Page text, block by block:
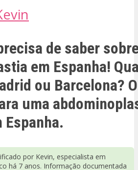
de saber
em Espanha!
ou Barcelona?
uma
Espanha.
por Kevin, especialista em
há 7 anos. Informação documentada